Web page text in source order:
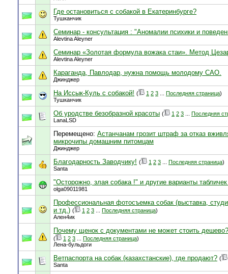
Где остановиться с собакой в Екатеринбурге?
Тушканчик
Семинар - консультация : "Аномалии психики и
Alevtina Aleyner
Семинар «Золотая формула вожака стаи». Метод
Alevtina Aleyner
Караганда, Павлодар, нужна помощь молодому САО.
Джинджер
На Иссык-Куль с собакой! ( 1 2 3 Последняя страница)
Тушканчик
Об уродстве безобразной красоты ( 1 2 3
Последняя
LanaLSD
Перемещено: Астанчанам грозит штраф за отказ
микрочипы домашним питомцам
Джинджер
Благодарность Заводчику! ( 1 2 3 Последняя страница)
Santa
"Осторожно, злая собака !" и другие варианты
olga09011981
Профессиональная фотосъемка собак (выставка,
и тд.) ( 1 2 3 Последняя страница)
Ален4ик
Почему щенок с документами не может стоить
( 1 2 3 Последняя страница)
Лена-бульдоги
Ветпаспорта на собак (казахстанские), где продают? (
Santa